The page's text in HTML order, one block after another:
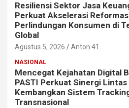
Resiliensi Sektor Jasa
Perkuat Akselerasi
Perlindungan Konsumen di
Global
Agustus 5, 2026 Anton 41
NASIONAL
Mencegat Kejahatan Digital
PASTI Perkuat Sinergi Lintas
Kembangkan Sistem
Transnasional